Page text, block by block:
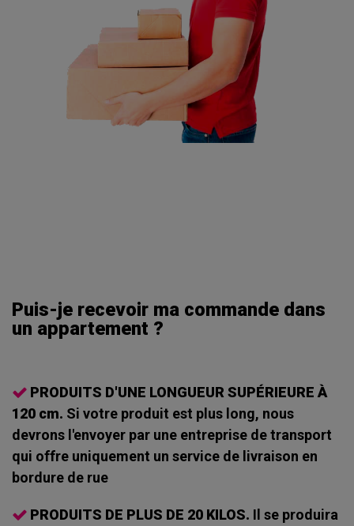
Puis-je recevoir ma commande dans
un appartement ?
PRODUITS D'UNE LONGUEUR SUPÉRIEURE À
120 cm. Si votre produit est plus long, nous
devrons l'envoyer par une entreprise de transport
qui offre uniquement un service de livraison en
bordure de rue
PRODUITS DE PLUS DE 20 KILOS. Il se produira